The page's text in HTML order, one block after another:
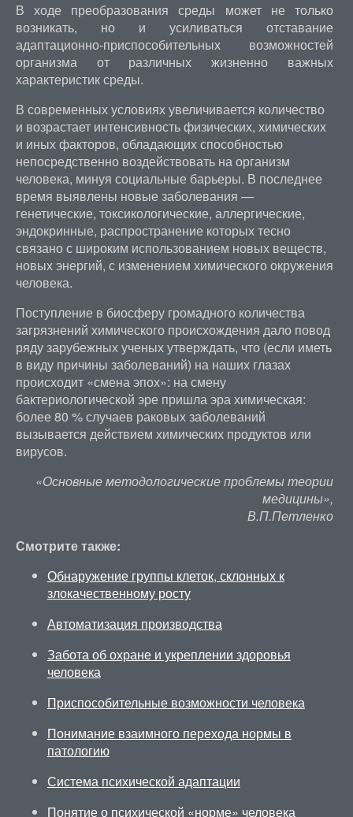
В ходе преобразования среды может не только
возникать, но и усиливаться отставание
адаптационно-приспособительных возможностей
организма от различных жизненно важных
характеристик среды.
В современных условиях увеличивается количество
и возрастает интенсивность физических, химических
и иных факторов, обладающих способностью
непосредственно воздействовать на организм
человека, минуя социальные барьеры. В последнее
время выявлены новые заболевания —
генетические, токсикологические, аллергические,
эндокринные, распространение которых тесно
связано с широким использованием новых веществ,
новых энергий, с изменением химического окружения
человека.
Поступление в биосферу громадного количества
загрязнений химического происхождения дало повод
ряду зарубежных ученых утверждать, что (если иметь
в виду причины заболеваний) на наших глазах
происходит «смена эпох»: на смену
бактериологической эре пришла эра химическая:
более 80 % случаев раковых заболеваний
вызывается действием химических продуктов или
вирусов.
«Основные методологические проблемы теории
медицины»,
В.П.Петленко
Смотрите также:
Обнаружение группы клеток, склонных к
злокачественному росту
Автоматизация производства
Забота об охране и укреплении здоровья
человека
Приспособительные возможности человека
Понимание взаимного перехода нормы в
патологию
Система психической адаптации
Понятие о психической «норме» человека